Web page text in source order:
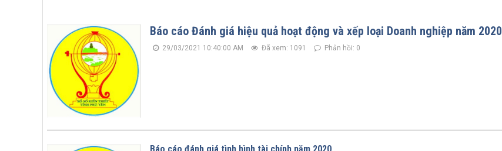
Báo cáo Đánh giá hiệu quả hoạt động và xếp loại Doanh nghiệp năm 2020
29/03/2021 10:40:00 AM Đã xem: 1091 Phản hồi: 0